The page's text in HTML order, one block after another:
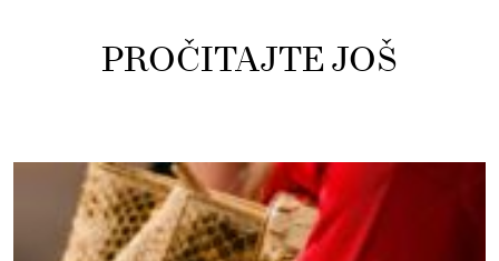
PROČITAJTE JOŠ